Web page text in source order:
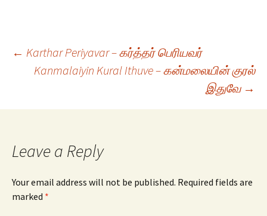
Post
← Karthar Periyavar – கர்த்தர் பெரியவர்
Kanmalaiyin Kural Ithuve – கன்மலையின் குரல்
இதுவே →
Leave a Reply
Your email address will not be published. Required fields are
marked *